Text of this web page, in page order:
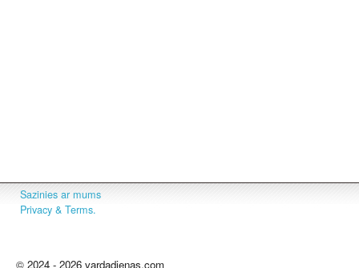
Sazinies ar mums
Privacy & Terms.
© 2024 - 2026 vardadienas.com